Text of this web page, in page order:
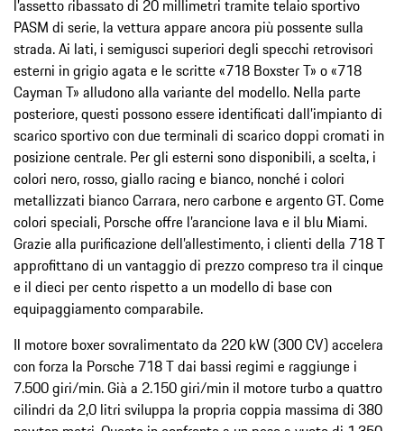
l’assetto ribassato di 20 millimetri tramite telaio sportivo
PASM di serie, la vettura appare ancora più possente sulla
strada. Ai lati, i semigusci superiori degli specchi retrovisori
esterni in grigio agata e le scritte «718 Boxster T» o «718
Cayman T» alludono alla variante del modello. Nella parte
posteriore, questi possono essere identificati dall’impianto di
scarico sportivo con due terminali di scarico doppi cromati in
posizione centrale. Per gli esterni sono disponibili, a scelta, i
colori nero, rosso, giallo racing e bianco, nonché i colori
metallizzati bianco Carrara, nero carbone e argento GT. Come
colori speciali, Porsche offre l’arancione lava e il blu Miami.
Grazie alla purificazione dell’allestimento, i clienti della 718 T
approfittano di un vantaggio di prezzo compreso tra il cinque
e il dieci per cento rispetto a un modello di base con
equipaggiamento comparabile.
Il motore boxer sovralimentato da 220 kW (300 CV) accelera
con forza la Porsche 718 T dai bassi regimi e raggiunge i
7.500 giri/min. Già a 2.150 giri/min il motore turbo a quattro
cilindri da 2,0 litri sviluppa la propria coppia massima di 380